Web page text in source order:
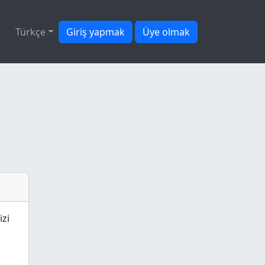
Türkçe Giriş yapmak Üye olmak